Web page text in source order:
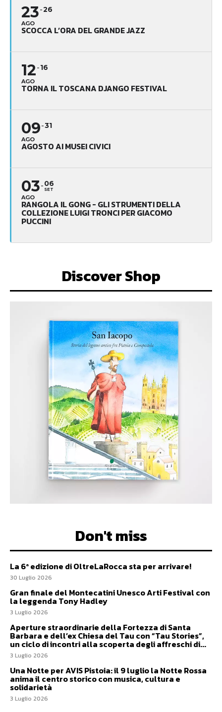
23
AGO
26
SCOCCA L’ORA DEL GRANDE JAZZ
12
AGO
16
TORNA IL TOSCANA DJANGO FESTIVAL
09
AGO
31
AGOSTO AI MUSEI CIVICI
03
AGO
06
SET
RANGOLA IL GONG - GLI STRUMENTI DELLA
COLLEZIONE LUIGI TRONCI PER GIACOMO
PUCCINI
Discover Shop
Don't miss
La 6ª edizione di OltreLaRocca sta per arrivare!
30 Luglio 2026
Gran finale del Montecatini Unesco Arti Festival con
la leggenda Tony Hadley
3 Luglio 2026
Aperture straordinarie della Fortezza di Santa
Barbara e dell’ex Chiesa del Tau con “Tau Stories”,
un ciclo di incontri alla scoperta degli affreschi di...
3 Luglio 2026
Una Notte per AVIS Pistoia: il 9 luglio la Notte Rossa
anima il centro storico con musica, cultura e
solidarietà
3 Luglio 2026